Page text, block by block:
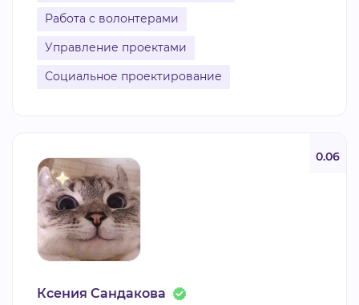
Работа с волонтерами
Управление проектами
Социальное проектирование
0.06
Ксения Сандакова